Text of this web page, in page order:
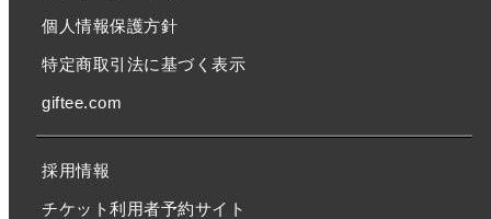
個人情報保護方針
特定商取引法に基づく表示
giftee.com
採用情報
チケット利用者予約サイト